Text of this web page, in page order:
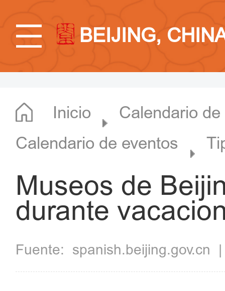
BEIJING,
Inicio
Calendario
Calendario de eventos
Museos de
durante
Fuente: spanish.beijing.gov.cn